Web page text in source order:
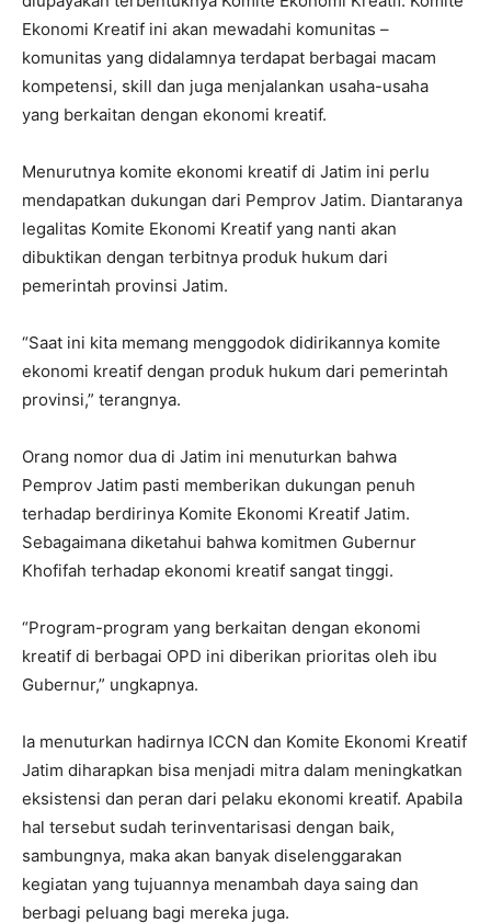
Ekonomi Kreatif ini akan mewadahi komunitas –
komunitas yang didalamnya terdapat berbagai macam
kompetensi, skill dan juga menjalankan usaha-usaha
yang berkaitan dengan ekonomi kreatif.
Menurutnya komite ekonomi kreatif di Jatim ini perlu
mendapatkan dukungan dari Pemprov Jatim. Diantaranya
legalitas Komite Ekonomi Kreatif yang nanti akan
dibuktikan dengan terbitnya produk hukum dari
pemerintah provinsi Jatim.
“Saat ini kita memang menggodok didirikannya komite
ekonomi kreatif dengan produk hukum dari pemerintah
provinsi,” terangnya.
Orang nomor dua di Jatim ini menuturkan bahwa
Pemprov Jatim pasti memberikan dukungan penuh
terhadap berdirinya Komite Ekonomi Kreatif Jatim.
Sebagaimana diketahui bahwa komitmen Gubernur
Khofifah terhadap ekonomi kreatif sangat tinggi.
“Program-program yang berkaitan dengan ekonomi
kreatif di berbagai OPD ini diberikan prioritas oleh ibu
Gubernur,” ungkapnya.
Ia menuturkan hadirnya ICCN dan Komite Ekonomi Kreatif
Jatim diharapkan bisa menjadi mitra dalam meningkatkan
eksistensi dan peran dari pelaku ekonomi kreatif. Apabila
hal tersebut sudah terinventarisasi dengan baik,
sambungnya, maka akan banyak diselenggarakan
kegiatan yang tujuannya menambah daya saing dan
berbagi peluang bagi mereka juga.